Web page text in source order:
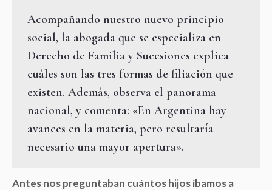
Acompañando nuestro nuevo principio
social, la abogada que se especializa en
Derecho de Familia y Sucesiones explica
cuáles son las tres formas de filiación que
existen. Además, observa el panorama
nacional, y comenta: «En Argentina hay
avances en la materia, pero resultaría
necesario una mayor apertura».
Antes nos preguntaban cuántos hijos íbamos a